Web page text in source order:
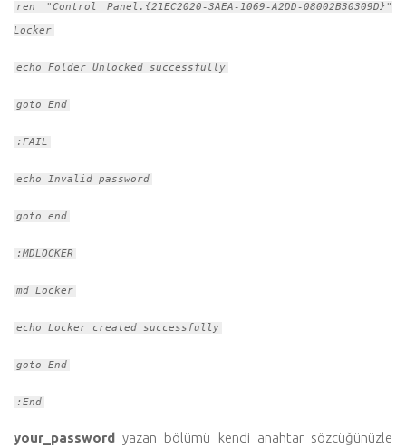
ren "Control Panel.{21EC2020-3AEA-1069-A2DD-08002B30309D}"
Locker
echo Folder Unlocked successfully
goto End
:FAIL
echo Invalid password
goto end
:MDLOCKER
md Locker
echo Locker created successfully
goto End
:End
your_password yazan bölümü kendi anahtar sözcüğünüzle